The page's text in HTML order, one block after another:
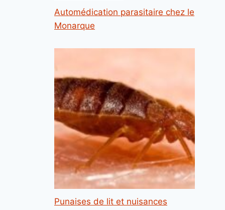
Automédication parasitaire chez le
Monarque
Punaises de lit et nuisances